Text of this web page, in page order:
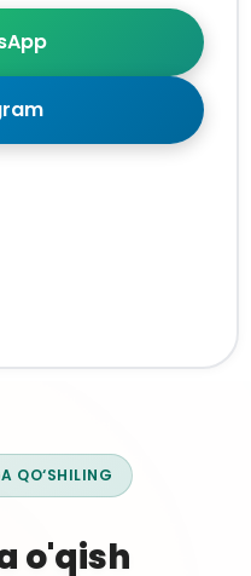
QO‘SHILING
o'qish